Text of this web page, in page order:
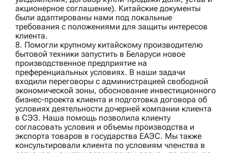
акционерное соглашение). Китайские документы
были адаптированы нами под локальные
требования с положениями для защиты интересов
клиента.
8. Помогли крупному китайскому производителю
бытовой техники запустить в Беларуси новое
производственное предприятие на
преференциальных условиях. В наши задачи
входили переговоры с администрацией свободной
экономической зоны, обоснование инвестиционного
бизнес-проекта клиента и подготовка договора об
условиях деятельности дочерней компании клиента
в СЭЗ. Наша помощь позволила клиенту
согласовать условия и объемы производства и
экспорта товаров в государства ЕАЭС. Мы также
консультировали клиента по условиям членства в